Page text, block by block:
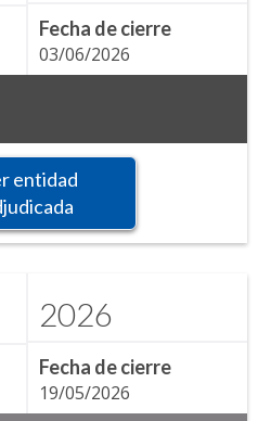
Fecha de cierre
03/06/2026
entidad
2026
Fecha de cierre
19/05/2026